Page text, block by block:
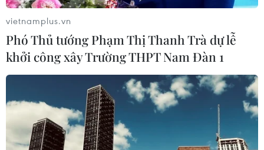
vietnamplus.vn
Phó Thủ tướng Phạm Thị Thanh Trà dự lễ
khởi công xây Trường THPT Nam Đàn 1